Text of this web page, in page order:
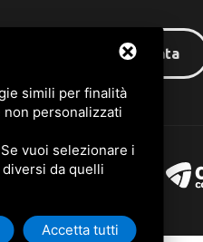
Area riservata
simili per finalità
personalizzati
vuoi selezionare i
da quelli
Accetta tutti